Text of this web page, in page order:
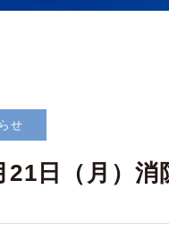
せ
21日（月）